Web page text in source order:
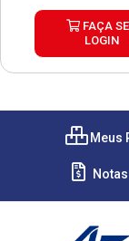
FAÇA
LOGIN
Meus